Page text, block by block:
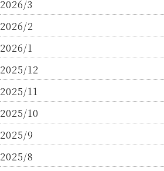
2026/3
2026/2
2026/1
2025/12
2025/11
2025/10
2025/9
2025/8